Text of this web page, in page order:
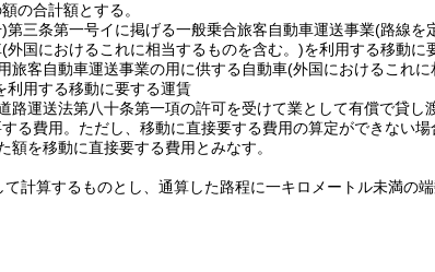
の合計額とする。
第三条第一号イに掲げる一般乗合旅客自動車運送事業(路線を
(外国におけるこれに相当するものを含む。)を利用する移動に
旅客自動車運送事業の用に供する自動車(外国におけるこれ
利用する移動に要する運賃
路運送法第八十条第一項の許可を受けて業として有償で貸し
る費用。 ただし、移動に直接要する費用の算定ができない場
を移動に直接要する費用とみなす。
計算するものとし、通算した路程に一キロメートル未満の